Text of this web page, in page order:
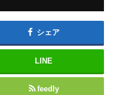
シェア
LINE
feedly